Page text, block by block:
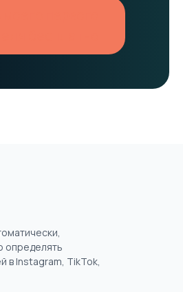
определять
в Instagram, TikTok,